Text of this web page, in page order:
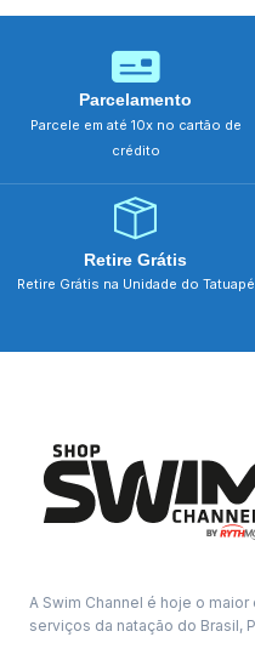
Parcelamento
Parcele em até 10x no cartão de
crédito
Retire Grátis
Retire Grátis na Unidade do Tatuapé
A Swim Channel é hoje o
serviços da natação do Brasil,